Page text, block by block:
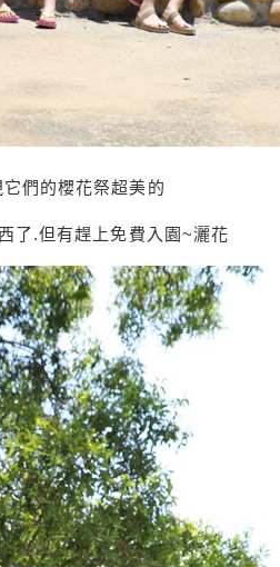
們的櫻花祭超美的
了.但有趕上免費入園~灑花